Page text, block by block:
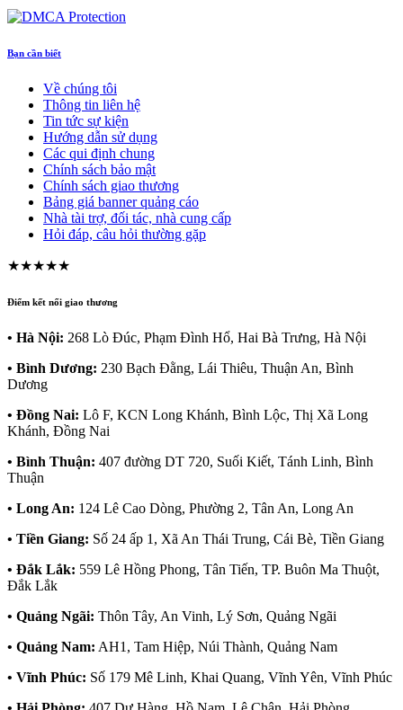
Bạn cần biết
Về chúng tôi
Thông tin liên hệ
Tin tức sự kiện
Hướng dẫn sử dụng
Các qui định chung
Chính sách bảo mật
Chính sách giao thương
Bảng giá banner quảng cáo
Nhà tài trợ, đối tác, nhà cung cấp
Hỏi đáp, câu hỏi thường gặp
★★★★★
Điểm kết nối giao thương
• Hà Nội: 268 Lò Đúc, Phạm Đình Hổ, Hai Bà Trưng, Hà Nội
• Bình Dương: 230 Bạch Đằng, Lái Thiêu, Thuận An, Bình
Dương
• Đồng Nai: Lô F, KCN Long Khánh, Bình Lộc, Thị Xã Long
Khánh, Đồng Nai
• Bình Thuận: 407 đường DT 720, Suối Kiết, Tánh Linh, Bình
Thuận
• Long An: 124 Lê Cao Dòng, Phường 2, Tân An, Long An
• Tiền Giang: Số 24 ấp 1, Xã An Thái Trung, Cái Bè, Tiền Giang
• Đắk Lắk: 559 Lê Hồng Phong, Tân Tiến, TP. Buôn Ma Thuột,
Đắk Lắk
• Quảng Ngãi: Thôn Tây, An Vinh, Lý Sơn, Quảng Ngãi
• Quảng Nam: AH1, Tam Hiệp, Núi Thành, Quảng Nam
• Vĩnh Phúc: Số 179 Mê Linh, Khai Quang, Vĩnh Yên, Vĩnh Phúc